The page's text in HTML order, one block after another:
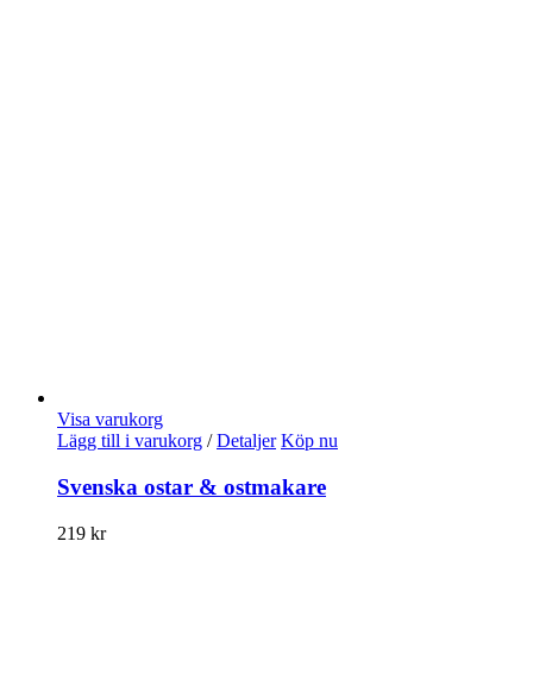
Visa varukorg
Lägg till i varukorg / Detaljer Köp nu
Svenska ostar & ostmakare
219 kr